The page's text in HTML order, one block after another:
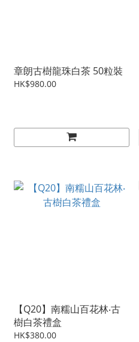
章朗古樹龍珠白茶 50粒裝
HK$980.00
【Q20】南糯山百花林‧古
樹白茶禮盒
HK$380.00